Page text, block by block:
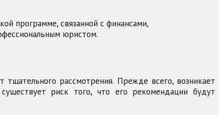
программе, связанной с финансами,
юристом.
рассмотрения. Прежде всего, возникает
риск того, что его рекомендации будут